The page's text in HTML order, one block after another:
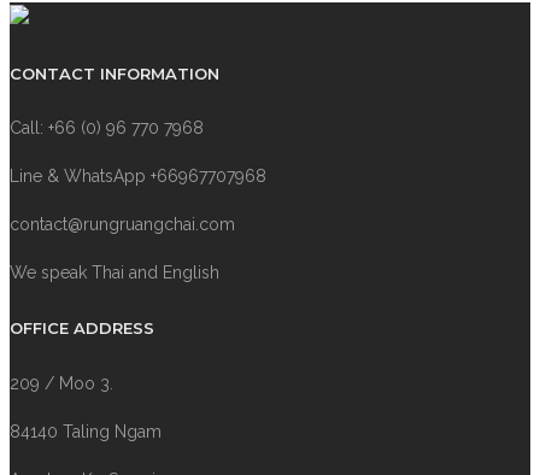
CONTACT INFORMATION
Call: +66 (0) 96 770 7968
Line & WhatsApp +66967707968
contact@rungruangchai.com
We speak Thai and English
OFFICE ADDRESS
209 / Moo 3.
84140 Taling Ngam